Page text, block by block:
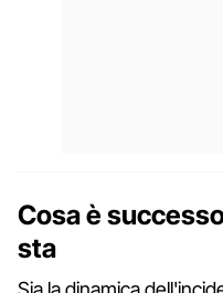
Cosa è
sta